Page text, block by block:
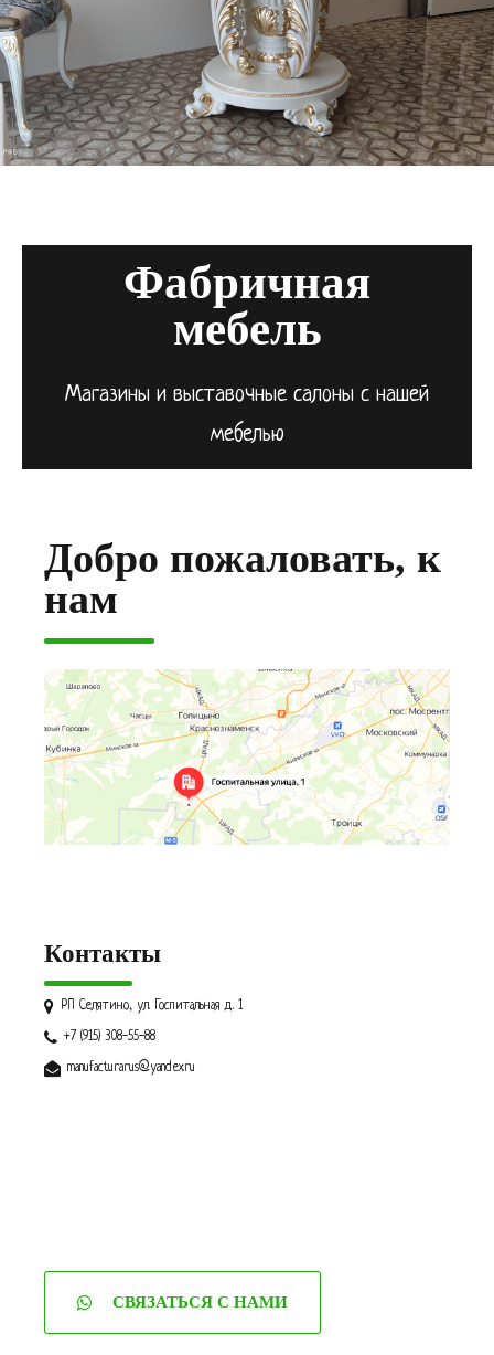
Фабричная
мебель
Магазины и выставочные салоны с нашей
мебелью
Добро пожаловать, к
нам
Контакты
РП Селятино, ул. Госпитальная д. 1
+7 (915) 308-55-88
manufacturarus@yandex.ru
СВЯЗАТЬСЯ С НАМИ